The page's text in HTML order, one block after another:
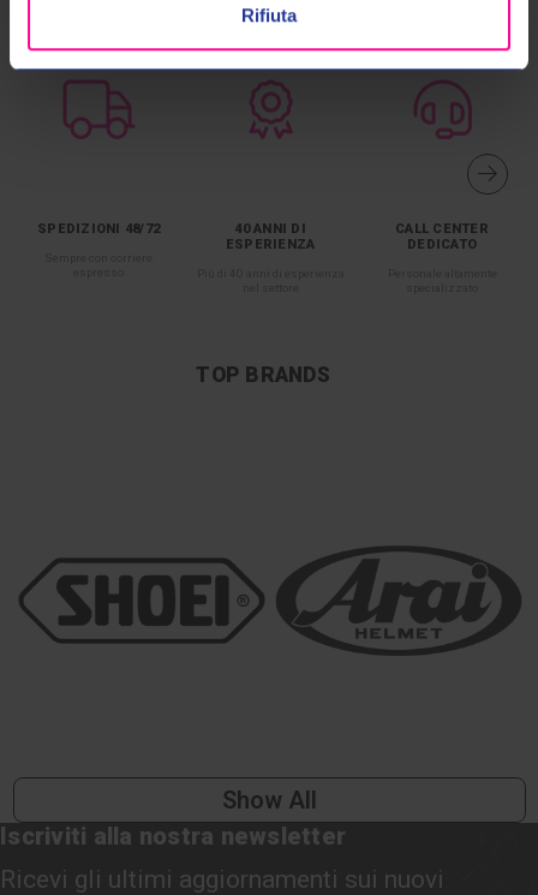
Rifiuta
SPEDIZIONI 48/72
40 ANNI DI
ESPERIENZA
CALL CENTER
DEDICATO
TOP BRANDS
Show All
Iscriviti alla nostra newsletter
Ricevi gli ultimi aggiornamenti sui nuovi